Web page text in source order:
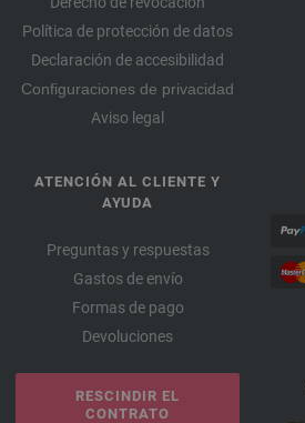
Política de protección de datos
Declaración de accesibilidad
Configuraciones de privacidad
Aviso legal
ATENCIÓN AL CLIENTE Y
AYUDA
Preguntas y respuestas
Gastos de envío
Formas de pago
Devoluciones
RESCINDIR EL
CONTRATO